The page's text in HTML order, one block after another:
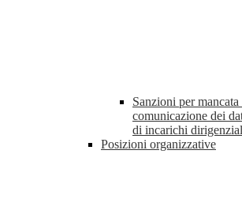
Sanzioni per
comunicazione dei
di incarichi
Posizioni organizzative